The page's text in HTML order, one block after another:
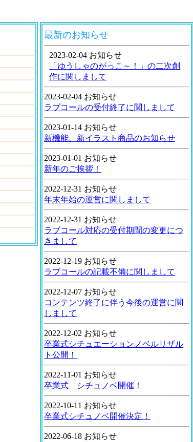
最新のお知らせ
2023-02-04 お知らせ
「ゆうしゃのがっこ～！」の二次創
作に関しまして
2023-02-04 お知らせ
ラブコールの受付終了に関しまして
2023-01-14 お知らせ
新機能、新イラスト商品のお知らせ
2023-01-01 お知らせ
新年のご挨拶！
2022-12-31 お知らせ
年末年始の運営に関しまして
2022-12-31 お知らせ
ラブコール対応の受付期間の変更につ
きまして
2022-12-19 お知らせ
ラブコールの記載不備に関しまして
2022-12-07 お知らせ
コンテンツ終了に伴う今後の運営に関
しまして
2022-12-02 お知らせ
卒業式シチュエーションノベルリザル
ト公開！
2022-11-01 お知らせ
卒業式 シチュノベ開催！
2022-10-11 お知らせ
卒業式シチュノベ開催決定！
2022-06-18 お知らせ